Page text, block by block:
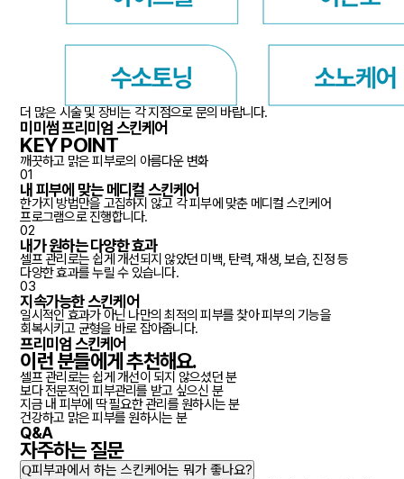
더 많은 시술 및 장비는 각 지점으로 문의 바랍니다.
미미썸 프리미엄 스킨케어
KEY POINT
깨끗하고 맑은 피부로의 아름다운 변화
01
내 피부에 맞는 메디컬 스킨케어
한가지 방법만을 고집하지 않고 각 피부에 맞춘 메디컬 스킨케어
프로그램으로 진행합니다.
02
내가 원하는 다양한 효과
셀프 관리로는 쉽게 개선되지 않았던 미백, 탄력, 재생, 보습, 진정 등
다양한 효과를 누릴 수 있습니다.
03
지속가능한 스킨케어
일시적인 효과가 아닌 나만의 최적의 피부를 찾아 피부의 기능을
회복시키고 균형을 바로 잡아줍니다.
프리미엄 스킨케어
이런 분들에게추천해요.
셀프 관리로는 쉽게 개선이 되지 않으셨던 분
보다 전문적인 피부관리를 받고 싶으신 분
지금 내 피부에 딱 필요한 관리를 원하시는 분
건강하고 맑은 피부를 원하시는 분
Q&A
자주하는질문
Q피부과에서 하는 스킨케어는 뭐가 좋나요?